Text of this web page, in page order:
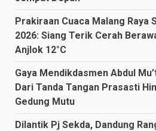
Prakiraan Cuaca Malang Raya
2026: Siang Terik Cerah
Anjlok 12°C
Gaya Mendikdasmen Abdul
Dari Tanda Tangan Prasasti
Gedung Mutu
Dilantik Pj Sekda, Dandung